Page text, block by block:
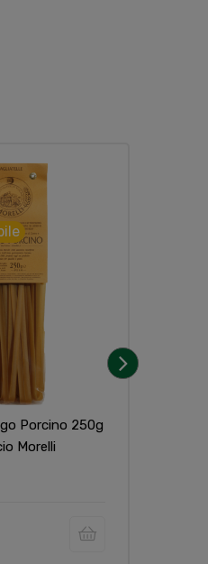
Porcino 250g
Morelli